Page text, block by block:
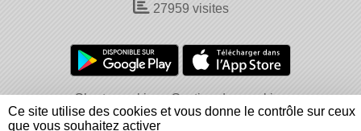
27959 visites
Charte cookies
Gestion des cookies
Informations légales
Signaler un contenu inapproprié
Ce site utilise des cookies et vous donne le contrôle sur ceux
que vous souhaitez activer